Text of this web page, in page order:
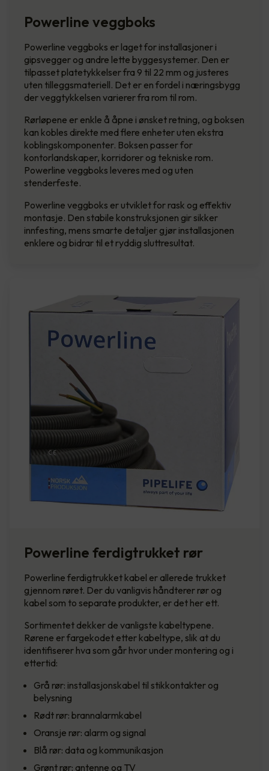
Powerline veggboks
Powerline veggboks er laget for installasjoner i
gipsvegger og andre lette byggesystemer. Den er
tilpasset platetykkelser fra 9 til 22 mm og justeres
uten tilleggsmateriell. Det er en fordel i næringsbygg
der veggtykkelsen varierer fra rom til rom.
Rørløpene er enkle å åpne i ønsket retning, og boksen
kan kobles direkte med flere enheter uten ekstra
koblingskomponenter. Boksen passer for
kontorlandskaper, korridorer og tekniske rom.
Powerline veggboks leveres med og uten
stenderfeste.
Powerline veggboks er utviklet for rask og effektiv
montasje. Den stabile konstruksjonen gir sikker
innfesting, mens smarte detaljer gjør installasjonen
enklere og bidrar til et ryddig sluttresultat.
Powerline ferdigtrukket rør
Powerline ferdigtrukket kabel er allerede trukket
gjennom røret. Der du vanligvis håndterer rør og
kabel som to separate produkter, er det her ett.
Sortimentet dekker de vanligste kabeltypene.
Rørene er fargekodet etter kabeltype, slik at du
identifiserer hva som går hvor under montering og i
ettertid:
Grå rør: installasjonskabel til stikkontakter og
belysning
Rødt rør: brannalarmkabel
Oransje rør: alarm og signal
Blå rør: data og kommunikasjon
Grønt rør: antenne og TV